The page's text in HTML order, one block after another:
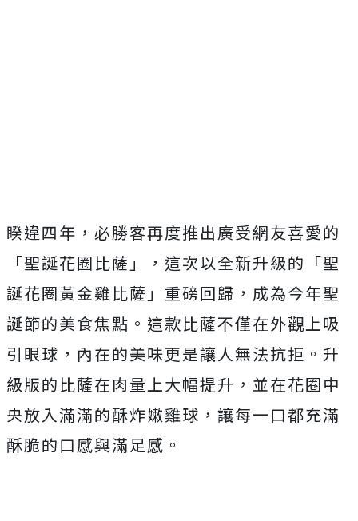
睽違四年，必勝客再度推出廣受網友喜愛的
「聖誕花圈比薩」，這次以全新升級的「聖
誕花圈黃金雞比薩」重磅回歸，成為今年聖
誕節的美食焦點。這款比薩不僅在外觀上吸
引眼球，內在的美味更是讓人無法抗拒。升
級版的比薩在肉量上大幅提升，並在花圈中
央放入滿滿的酥炸嫩雞球，讓每一口都充滿
酥脆的口感與滿足感。